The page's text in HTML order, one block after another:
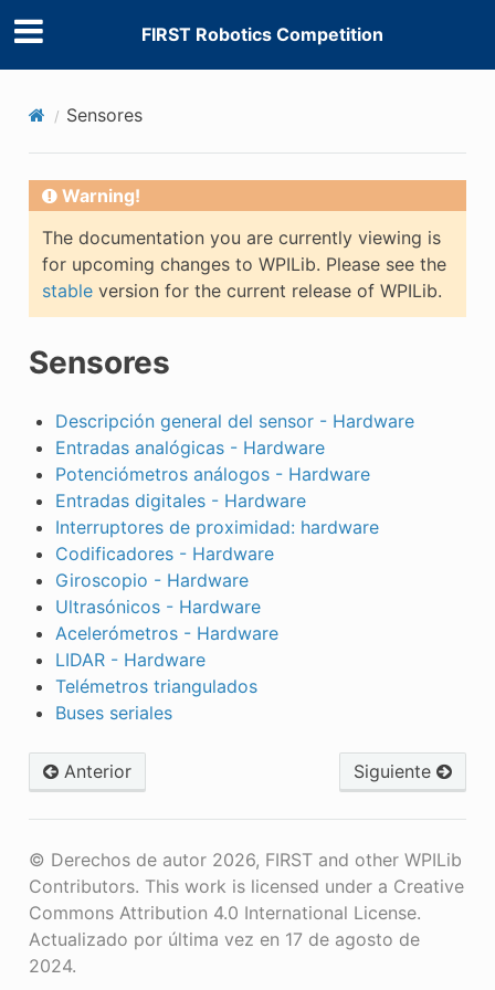
FIRST Robotics Competition
Sensores
Warning!
The documentation you are currently viewing is
for upcoming changes to WPILib. Please see the
stableversion for the current release of WPILib.
Sensores
Descripción general del sensor - Hardware
Entradas analógicas - Hardware
Potenciómetros análogos - Hardware
Entradas digitales - Hardware
Interruptores de proximidad: hardware
Codificadores - Hardware
Giroscopio - Hardware
Ultrasónicos - Hardware
Acelerómetros - Hardware
LIDAR - Hardware
Telémetros triangulados
Buses seriales
Anterior Siguiente
© Derechos de autor 2026, FIRST and other WPILib
Contributors. This work is licensed under a Creative
Commons Attribution 4.0 International License.
Actualizado por última vez en 17 de agosto de
2024.